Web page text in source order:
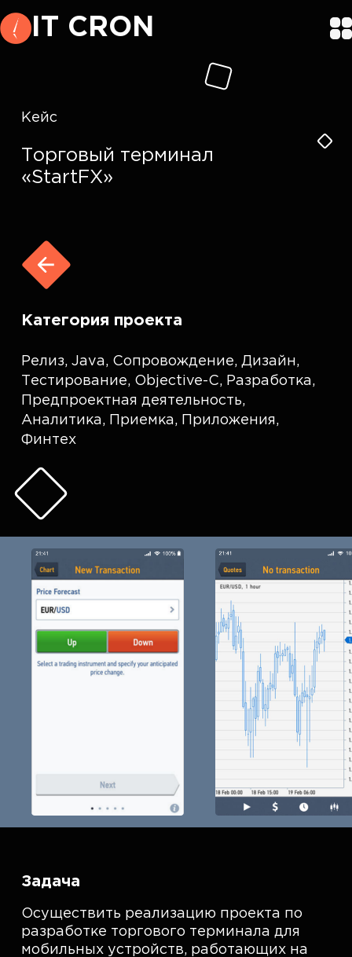
IT CRON
Кейс
Торговый терминал
«StartFX»
Категория проекта
Релиз,Java, Сопровождение, Дизайн,
Тестирование, Objective-C, Разработка,
Предпроектная деятельность,
Аналитика, Приемка, Приложения,
Финтех
Задача
Осуществить реализацию проекта по
разработке торгового терминала для
мобильных устройств, работающих на